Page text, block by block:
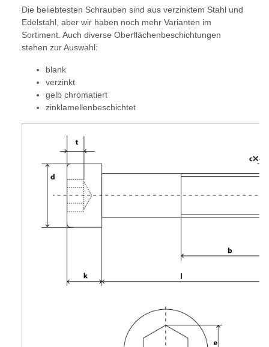
Die beliebtesten Schrauben sind aus verzinktem Stahl und
Edelstahl, aber wir haben noch mehr Varianten im
Sortiment. Auch diverse Oberflächenbeschichtungen
stehen zur Auswahl:
blank
verzinkt
gelb chromatiert
zinklamellenbeschichtet